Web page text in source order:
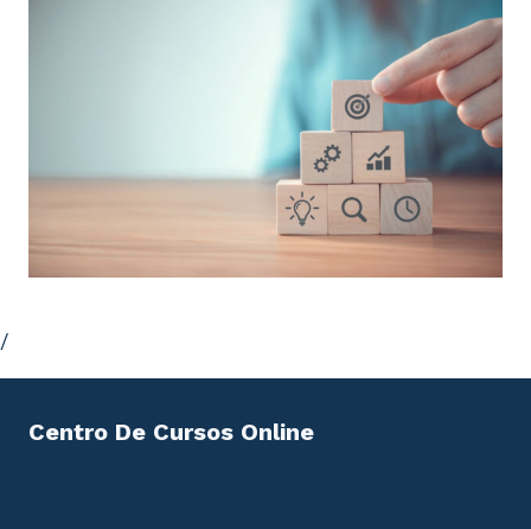
/
Centro De Cursos Online